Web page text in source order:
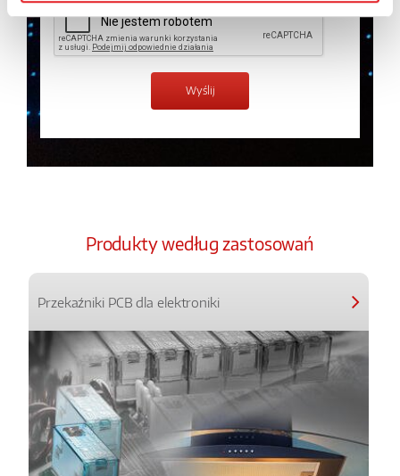
Produkty według zastosowań
Przekaźniki PCB dla elektroniki